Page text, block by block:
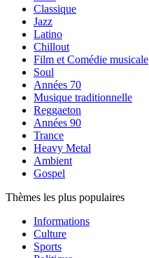
Classique
Jazz
Latino
Chillout
Film et Comédie musicale
Soul
Années 70
Musique traditionnelle
Reggaeton
Années 90
Trance
Heavy Metal
Ambient
Gospel
Thèmes les plus populaires
Informations
Culture
Sports